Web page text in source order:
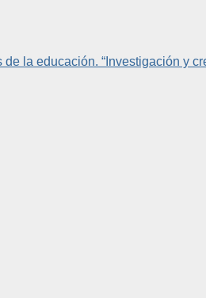
la educación. “Investigación y